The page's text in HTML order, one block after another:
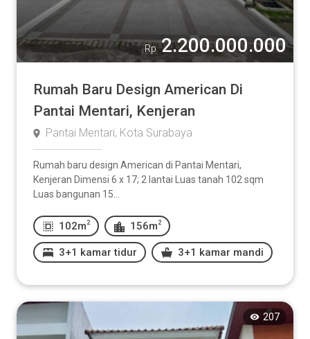
Rp 2.200.000.000
Rumah Baru Design American Di
Pantai Mentari, Kenjeran
Pantai Mentari, Kota Surabaya
Rumah baru design American di Pantai Mentari,
Kenjeran Dimensi 6 x 17; 2 lantai Luas tanah 102 sqm
Luas bangunan 15...
102m 2 156m 2
3+1 kamar tidur 3+1 kamar mandi
207